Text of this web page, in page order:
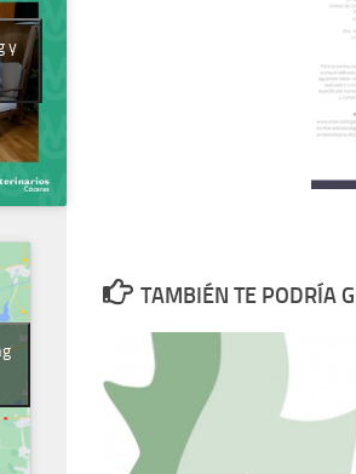
TAMBIÉN TE PODRÍA
y